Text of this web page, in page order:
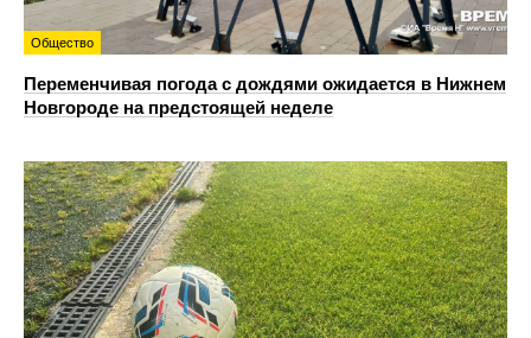
Общество
Переменчивая погода с дождями ожидается в Нижнем
Новгороде на предстоящей неделе